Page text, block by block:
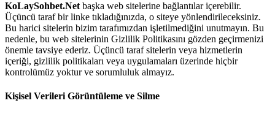
KoLaySohbet.Net başka web sitelerine bağlantılar içerebilir.
Üçüncü taraf bir linke tıkladığınızda, o siteye yönlendirileceksiniz.
Bu harici sitelerin bizim tarafımızdan işletilmediğini unutmayın. Bu
nedenle, bu web sitelerinin Gizlilik Politikasını gözden geçirmenizi
önemle tavsiye ederiz. Üçüncü taraf sitelerin veya hizmetlerin
içeriği, gizlilik politikaları veya uygulamaları üzerinde hiçbir
kontrolümüz yoktur ve sorumluluk almayız.
Kişisel Verileri Görüntüleme ve Silme